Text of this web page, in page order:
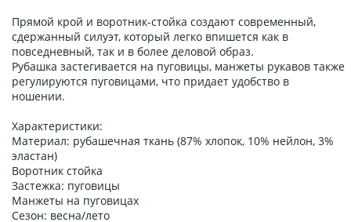
Прямой крой и воротник-стойка создают современный,
сдержанный силуэт, который легко впишется как в
повседневный, так и в более деловой образ.
Рубашка застегивается на пуговицы, манжеты рукавов также
регулируются пуговицами, что придает удобство в
ношении.
Характеристики:
Материал: рубашечная ткань (87% хлопок, 10% нейлон, 3%
эластан)
Воротник стойка
Застежка: пуговицы
Манжеты на пуговицах
Сезон: весна/лето